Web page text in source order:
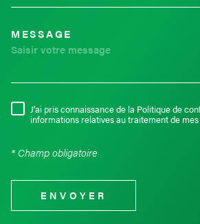
MESSAGE
RÈGLEMENTATION
J'ai pris connaissance de la Politique de
informations relatives au traitement de
* Champ obligatoire
ENVOYER